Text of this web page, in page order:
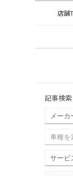
店舗
記事検索